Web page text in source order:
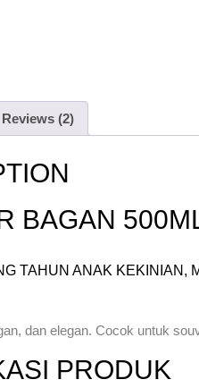
Reviews (2)
BAGAN
TAHUN ANAK KEKINIAN,
dan elegan. Cocok untuk
PRODUK